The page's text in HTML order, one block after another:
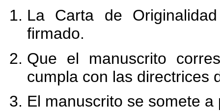
La Carta de
firmado.
Que el manuscrito
cumpla con las directrices
El manuscrito se somete